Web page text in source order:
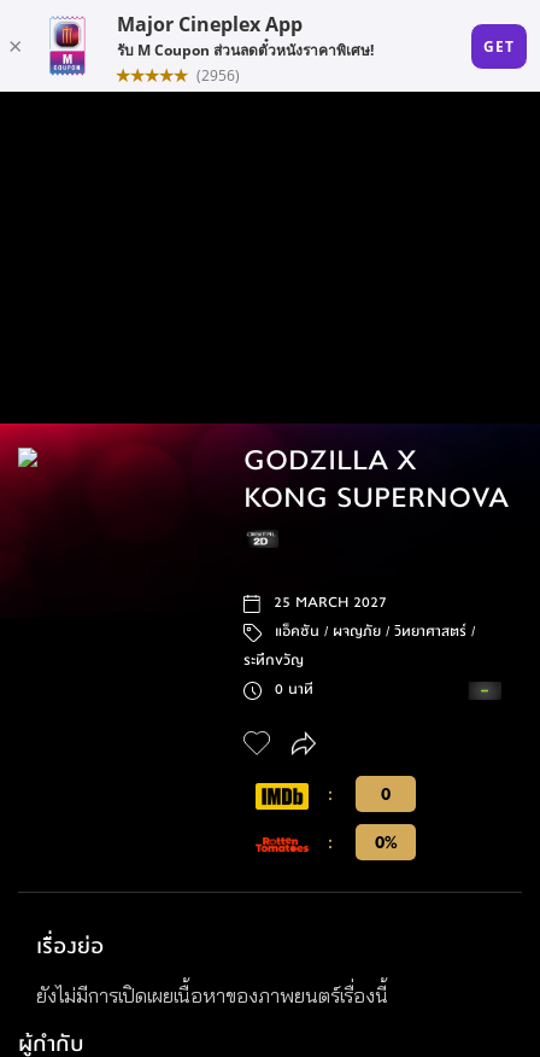
GODZILLA X
KONG SUPERNOVA
25 MARCH 2027
แอ็คชัน / ผจญภัย /วิทยาศาสตร์ /
ระทึกขวัญ
0 นาที
:
0
:
0%
เรื่องย่อ
ยังไม่มีการเปิดเผยเนื้อหาของภาพยนตร์เรื่องนี้
ผู้กำกับ